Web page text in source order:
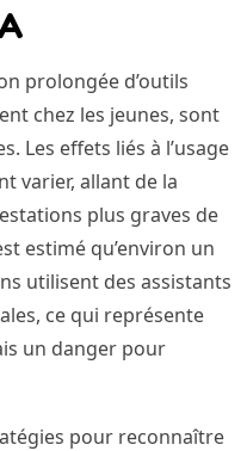
prolongée d’outils
chez les jeunes, sont
Les effets liés à l’usage
varier, allant de la
plus graves de
estimé qu’environ un
utilisent des assistants
ce qui représente
un danger pour
pour reconnaître